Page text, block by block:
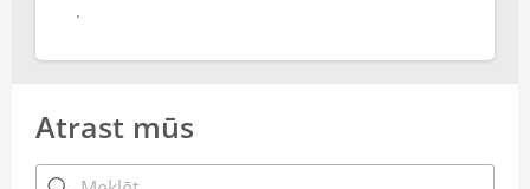
Vairāk
Atrast mūs